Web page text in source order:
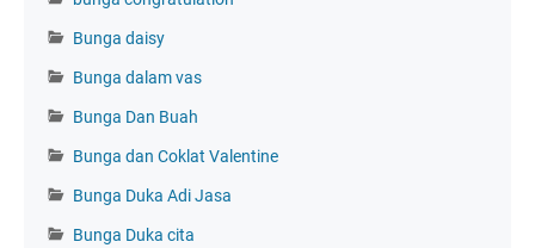
Bunga daisy
Bunga dalam vas
Bunga Dan Buah
Bunga dan Coklat Valentine
Bunga Duka Adi Jasa
Bunga Duka cita